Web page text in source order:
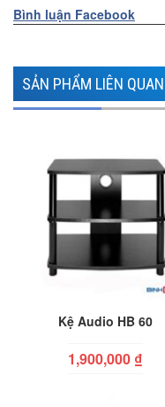
Bình luận Facebook
SẢN PHẨM LIÊN QUAN
Kệ Audio HB 60
1,900,000 ₫